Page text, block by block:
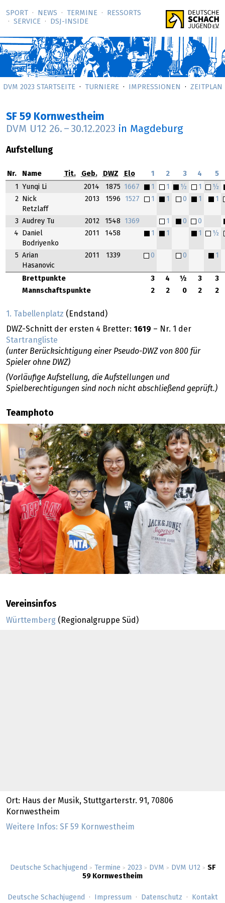
SPORT NEWS TERMINE
RESSORTS
SERVICE
DSJ-­INSIDE
Deutsche Schachjugend > Termine > 2023 > DVM > DVM U12 > SF
59 Kornwestheim
DVM 2023 STARTSEITE TURNIERE IMPRESSIONEN ZEITPLAN
SF 59 Kornwestheim
DVM U12 26. – 30.12.2023 in Magdeburg
Aufstellung
Nr. Name Tit. Geb. DWZ Elo 1 2 3 4 5
Brettpunkte 3 4 ½ 3
3
Mannschaftspunkte
2 2 0 2 2
1 Yunqi Li 2014 1875 1667 1 1 ½ 1
½
2
Nick
Retzlaff
2013 1596 1527 1 1 0 1 1
3 Audrey Tu 2012 1548 1369 1 0
0
4
Daniel
Bodriyenko
2011 1458 1 1 1 ½
5 Arian
Hasanovic
2011 1339 0 0 1
1. Tabellenplatz (Endstand)
DWZ-Schnitt der ersten 4 Bretter: 1619 – Nr. 1 der
Startrangliste
(unter Berücksichtigung einer Pseudo-DWZ von 800 für
Spieler ohne DWZ)
(Vorläufige Aufstellung, die Aufstellungen und
Spielberechtigungen sind noch nicht abschließend geprüft.)
Teamphoto
Vereinsinfos
Württemberg (Regionalgruppe Süd)
Ort: Haus der Musik, Stuttgarterstr. 91, 70806
Kornwestheim
Weitere Infos: SF 59 Kornwestheim
Deutsche Schachjugend Impressum Datenschutz Kontakt